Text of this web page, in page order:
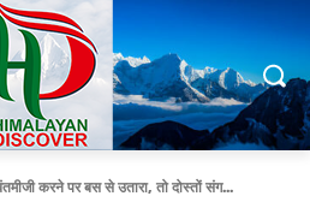
करने पर बस से उतारा, तो दोस्तों संग...